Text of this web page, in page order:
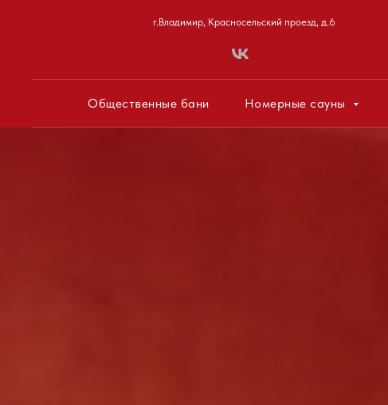
г.Владимир, Красносельский проезд, д.6
Общественные бани Номерные сауны